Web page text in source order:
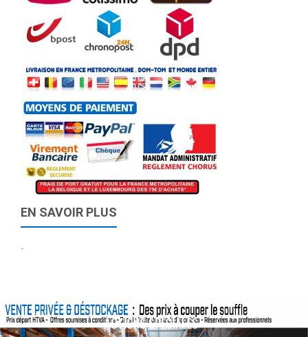
EN SAVOIR PLUS
-
ACTIONS SPÉCIALES